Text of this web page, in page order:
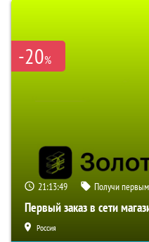
-20%
21:13:48 Получи
Первый заказ в сети
Россия